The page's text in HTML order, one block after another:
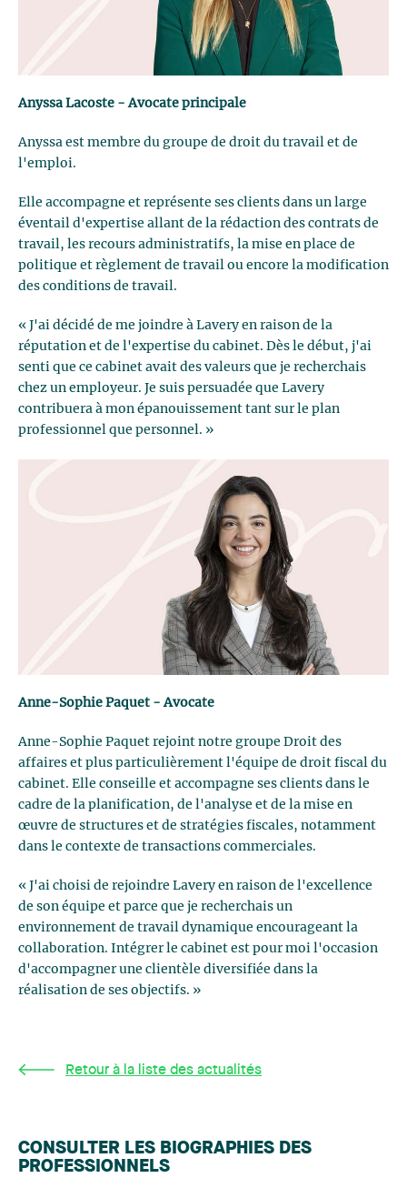
Anyssa Lacoste - Avocate principale
Anyssa est membre du groupe de droit du travail et de
l'emploi.
Elle accompagne et représente ses clients dans un large
éventail d'expertise allant de la rédaction des contrats de
travail, les recours administratifs, la mise en place de
politique et règlement de travail ou encore la modification
des conditions de travail.
« J'ai décidé de me joindre à Lavery en raison de la
réputation et de l'expertise du cabinet. Dès le début, j'ai
senti que ce cabinet avait des valeurs que je recherchais
chez un employeur. Je suis persuadée que Lavery
contribuera à mon épanouissement tant sur le plan
professionnel que personnel. »
Anne-Sophie Paquet - Avocate
Anne-Sophie Paquet rejoint notre groupe Droit des
affaires et plus particulièrement l'équipe de droit fiscal du
cabinet. Elle conseille et accompagne ses clients dans le
cadre de la planification, de l'analyse et de la mise en
œuvre de structures et de stratégies fiscales, notamment
dans le contexte de transactions commerciales.
« J'ai choisi de rejoindre Lavery en raison de l'excellence
de son équipe et parce que je recherchais un
environnement de travail dynamique encourageant la
collaboration. Intégrer le cabinet est pour moi l'occasion
d'accompagner une clientèle diversifiée dans la
réalisation de ses objectifs. »
Retour à la liste des actualités
CONSULTER LES BIOGRAPHIES DES
PROFESSIONNELS